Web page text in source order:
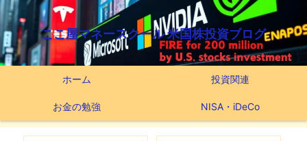
ここ屋マネースクール 米国株投資ブログ
ホーム 投資関連
お金の勉強 NISA・iDeCo